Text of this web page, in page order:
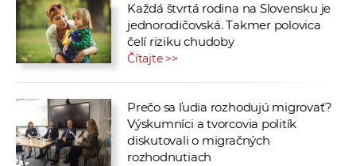
Každá štvrtá rodina na Slovensku je
jednorodičovská. Takmer polovica
čelí riziku chudoby
Čítajte >>
Prečo sa ľudia rozhodujú migrovať?
Výskumníci a tvorcovia politík
diskutovali o migračných
rozhodnutiach